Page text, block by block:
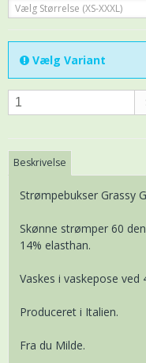
Vælg Størrelse (XS-XXXL)
Vælg Variant
Beskrivelse
Strømpebukser Grassy
Skønne strømper 60
14% elasthan.
Vaskes i vaskepose ved
Produceret i Italien.
Fra du Milde.